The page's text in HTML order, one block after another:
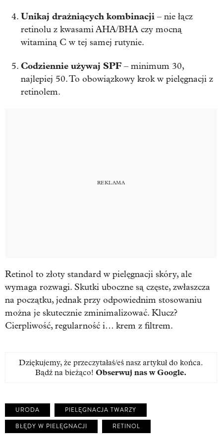
Unikaj drażniących kombinacji – nie łącz
retinolu z kwasami AHA/BHA czy mocną
witaminą C w tej samej rutynie.
Codziennie używaj SPF – minimum 30,
najlepiej 50. To obowiązkowy krok w pielęgnacji z
retinolem.
Retinol to złoty standard w pielęgnacji skóry, ale
wymaga rozwagi. Skutki uboczne są częste, zwłaszcza
na początku, jednak przy odpowiednim stosowaniu
można je skutecznie zminimalizować. Klucz?
Cierpliwość, regularność i… krem z filtrem.
Dziękujemy, że przeczytałaś/eś nasz artykuł do końca.
Bądź na bieżąco! Obserwuj nas w Google.
URODA
PIELĘGNACJA TWARZY
BŁĘDY W PIELĘGNACJI
RETINOL